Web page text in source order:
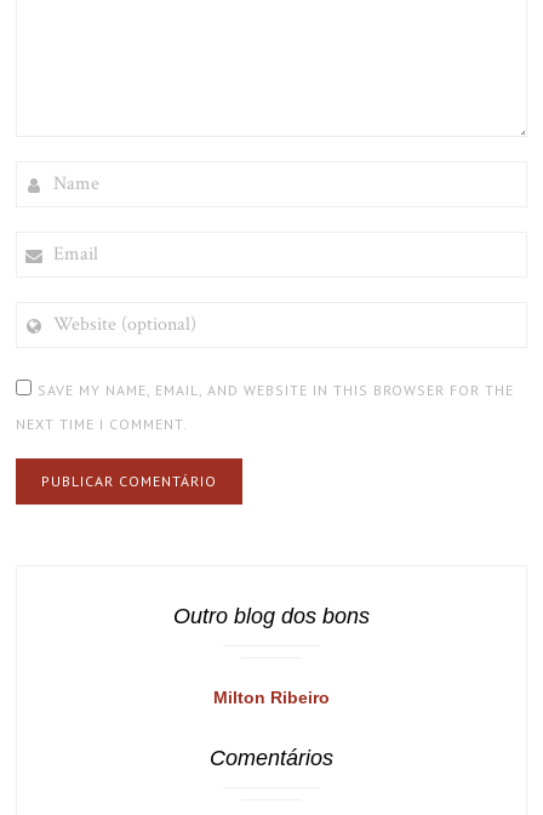
(OPTIONAL)
SAVE MY NAME, EMAIL, AND WEBSITE IN THIS BROWSER FOR THE
NEXT TIME I COMMENT.
Outro blog dos bons
Milton Ribeiro
Comentários